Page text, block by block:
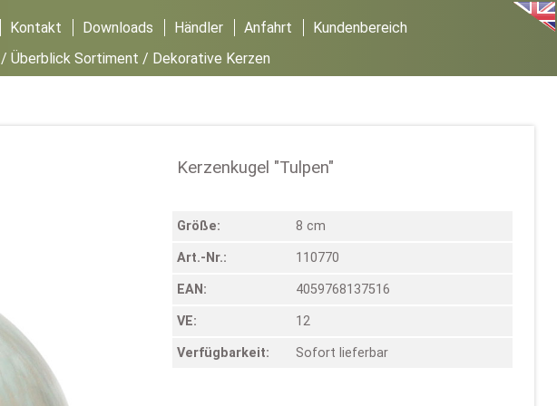
Kontakt Downloads Händler Anfahrt
Kundenbereich
/Überblick Sortiment / Dekorative Kerzen
Kerzenkugel "Tulpen"
Größe: 8 cm
Art.-Nr.: 110770
EAN: 4059768137516
VE: 12
Verfügbarkeit: Sofort lieferbar